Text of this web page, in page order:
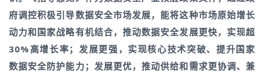
府调控积极引导数据安全市场发展，能将这种市场原始增长
动力和国家战略有机结合，推动数据安全发展更快，实现超
30%高增长率；发展更强，实现核心技术突破、提升国家
数据安全防护能力；发展更优，推动供给和需求更协调、兼